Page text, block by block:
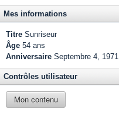
Mes informations
Titre Sunriseur
Âge 54 ans
Anniversaire Septembre 4, 1971
Contrôles utilisateur
Mon contenu